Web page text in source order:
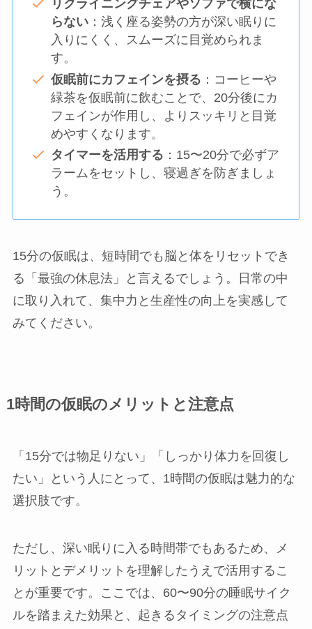
リクライニングチェアやソファで横にな
らない：浅く座る姿勢の方が深い眠りに
入りにくく、スムーズに目覚められま
す。
仮眠前にカフェインを摂る ：コーヒーや
緑茶を仮眠前に飲むことで、20分後にカ
フェインが作用し、よりスッキリと目覚
めやすくなります。
タイマーを活用する ：15〜20分で必ずア
ラームをセットし、寝過ぎを防ぎましょ
う。
15分の仮眠は、短時間でも脳と体をリセットでき
る「最強の休息法」と言えるでしょう。日常の中
に取り入れて、集中力と生産性の向上を実感して
みてください。
1時間の仮眠のメリットと注意点
「15分では物足りない」「しっかり体力を回復し
たい」という人にとって、1時間の仮眠は魅力的な
選択肢です。
ただし、深い眠りに入る時間帯でもあるため、メ
リットとデメリットを理解したうえで活用するこ
とが重要です。ここでは、60〜90分の睡眠サイク
ルを踏まえた効果と、起きるタイミングの注意点